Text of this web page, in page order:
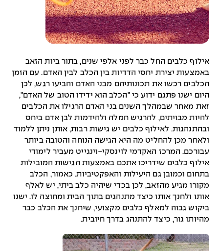
אילוף כלבים החל כבר לפני אלפי שנים, בתור ביות הזאב
באמצעות יצירת יחסי הדדיות בין הכלב לבין האדם. עם הזמן
הכלבים רכשו את תכונותיהם מבני האדם והביעו רגש, לכן
היום ישנו פתגם ידוע כי "הכלב הוא ידידו הטוב של האדם",
זאת מאחר שבמהלך השנים בני האדם הרגילו את הכלבים
להיות מבויתים, להרגיש חמלה ולהידמות לבן אדם ביחס
ובהתנהגות. לאילוף כלבים יש גישות רבות, אותן ניתן ללמוד
ולאחר מכן להחליט מה היא הגישה הנוחה והטובה ביותר
עבורכם. המרכז האקדמי לוינסקי-וינגייט מעביר לימודי
אילוף כלבים שידריכו אתכם באמצעות הגישות המובילות
בתחום וכמובן גם היעילות והאפקטיביות. כאמור, הכלב
מקורו מגיע מהזאב, לכן בכדי שיהיה כלב ביתי, יש לאלף
אותו ולחנך אותו כיצד מתנהגים בתוך הבית ומחוצה לו. ישנו
ביקוש גבוה למאלף כלבים מקצועי, שיחנך את הכלב כבר
מהיותו גור, כיצד להתנהג בדרך חיובית.